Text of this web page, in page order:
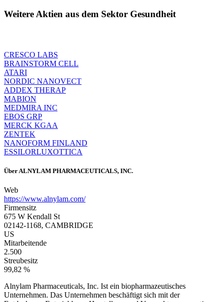
Weitere Aktien aus dem Sektor Gesundheit
CRESCO LABS
BRAINSTORM CELL
ATARI
NORDIC NANOVECT
ADDEX THERAP
MABION
MEDMIRA INC
EBOS GRP
MERCK KGAA
ZENTEK
NANOFORM FINLAND
ESSILORLUXOTTICA
Über ALNYLAM PHARMACEUTICALS, INC.
Web
https://www.alnylam.com/
Firmensitz
675 W Kendall St
02142-1168, CAMBRIDGE
US
Mitarbeitende
2.500
Streubesitz
99,82 %
Alnylam Pharmaceuticals, Inc. Ist ein biopharmazeutisches
Unternehmen. Das Unternehmen beschäftigt sich mit der